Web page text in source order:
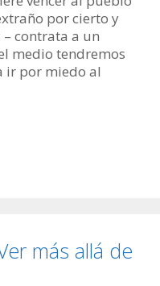
por cierto y
contrata a un
medio tendremos
ir por miedo al
más allá de